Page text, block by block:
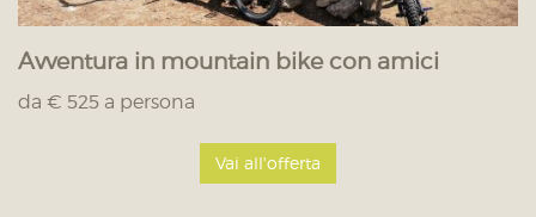
Avventura in mountain bike con amici
da € 525 a persona
Vai all'offerta